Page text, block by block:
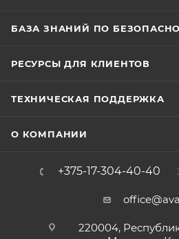
БАЗА ЗНАНИЙ ПО
РЕСУРСЫ ДЛЯ КЛИЕНТОВ
ТЕХНИЧЕСКАЯ ПОДДЕРЖКА
О КОМПАНИИ
+375-17-304-40-40
220004,